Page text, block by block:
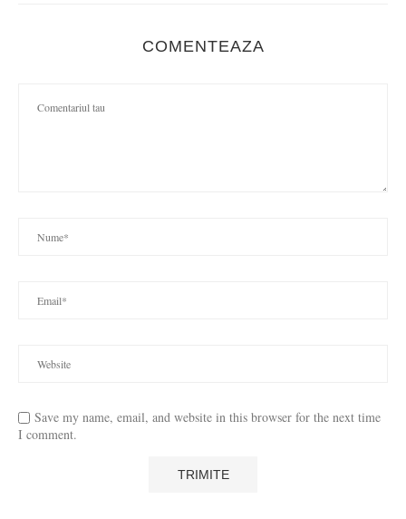
COMENTEAZA
Save my name, email, and website in this browser for the next time
I comment.